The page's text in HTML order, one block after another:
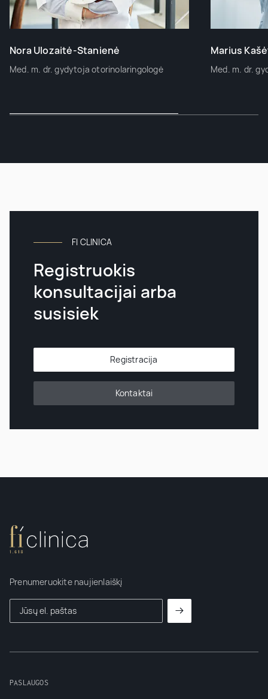
Nora Ulozaitė-Stanienė
Med. m. dr. gydytoja otorinolaringologė
Marius
Med. m. dr.
FI CLINICA
Registruokis
konsultacijai arba
susisiek
Registracija
Kontaktai
Prenumeruokite naujienlaiškį
PASLAUGOS